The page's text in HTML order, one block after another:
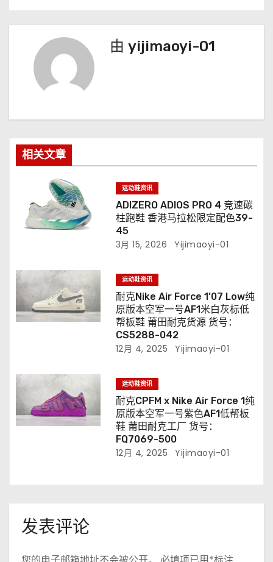
由 yijimaoyi-01
相关文章
运动鞋资讯
ADIZERO ADIOS PRO 4 竞速碳
柱跑鞋 香港马拉松限定配色39-
45
3月 15, 2026 Yijimaoyi-01
运动鞋资讯
耐克Nike Air Force 1’07 Low纯
原版本空军一号AF1米白灰标低
帮板鞋 莆田耐克货源 货号：
CS5288-042
12月 4, 2025 Yijimaoyi-01
运动鞋资讯
耐克CPFM x Nike Air Force 1纯
原版本空军一号紫色AF1低帮板
鞋 莆田耐克工厂 货号：
FQ7069-500
12月 4, 2025 Yijimaoyi-01
发表评论